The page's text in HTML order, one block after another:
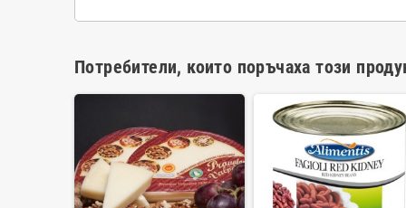
Потребители, които поръчаха този